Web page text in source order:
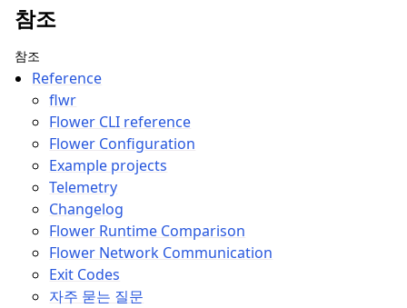
참조
참조
Reference
flwr
Flower CLI reference
Flower Configuration
Example projects
Telemetry
Changelog
Flower Runtime Comparison
Flower Network Communication
Exit Codes
자주 묻는 질문